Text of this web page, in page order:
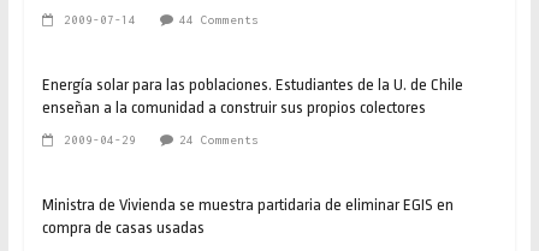
2009-07-14 44 Comments
Energía solar para las poblaciones. Estudiantes de la U. de Chile
enseñan a la comunidad a construir sus propios colectores
2009-04-29 24 Comments
Ministra de Vivienda se muestra partidaria de eliminar EGIS en
compra de casas usadas